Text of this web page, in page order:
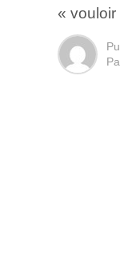
« vouloir